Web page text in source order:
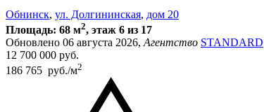
Обнинск, ул. Долгининская, дом 20
Площадь: 68 м2, этаж 6 из 17
Обновлено 06 августа 2026, Агентство STANDARD
12 700 000 руб.
186 765 руб./м2